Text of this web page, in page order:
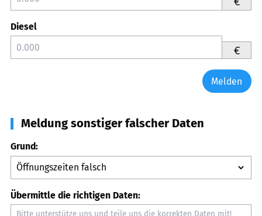
Diesel
€
Melden
Meldung sonstiger falscher Daten
Grund:
Übermittle die richtigen Daten: